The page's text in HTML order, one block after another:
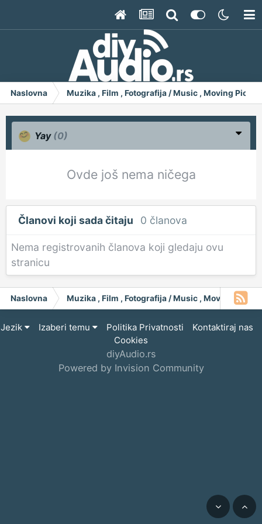
Naslovna Muzika , Film , Fotografija / Music , Moving
Yay (0)
Ovde još nema ničega
Članovi koji sada čitaju 0 članova
Nema registrovanih članova koji gledaju ovu
stranicu
Naslovna Muzika , Film , Fotografija / Music , Moving
Jezik Izaberi temu Politika Privatnosti
Kontaktiraj nas
Cookies
diyAudio.rs
Powered by Invision Community